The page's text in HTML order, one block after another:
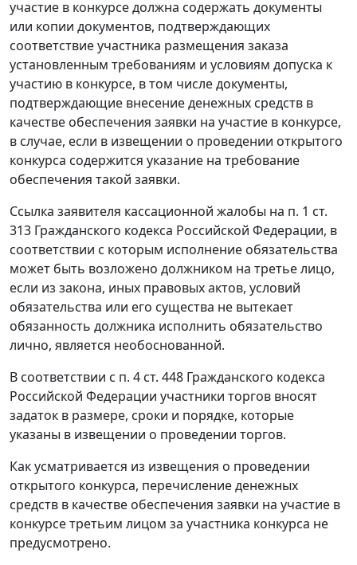
участие в конкурсе должна содержать документы
или копии документов, подтверждающих
соответствие участника размещения заказа
установленным требованиям и условиям допуска к
участию в конкурсе, в том числе документы,
подтверждающие внесение денежных средств в
качестве обеспечения заявки на участие в конкурсе,
в случае, если в извещении о проведении открытого
конкурса содержится указание на требование
обеспечения такой заявки.
Ссылка заявителя кассационной жалобы на п. 1 ст.
313 Гражданского кодекса Российской Федерации, в
соответствии с которым исполнение обязательства
может быть возложено должником на третье лицо,
если из закона, иных правовых актов, условий
обязательства или его существа не вытекает
обязанность должника исполнить обязательство
лично, является необоснованной.
В соответствии с п. 4 ст. 448 Гражданского кодекса
Российской Федерации участники торгов вносят
задаток в размере, сроки и порядке, которые
указаны в извещении о проведении торгов.
Как усматривается из извещения о проведении
открытого конкурса, перечисление денежных
средств в качестве обеспечения заявки на участие в
конкурсе третьим лицом за участника конкурса не
предусмотрено.